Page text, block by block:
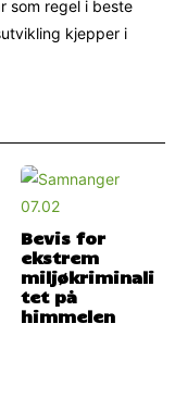
som regel i beste
kjepper i
Bevis for
ekstrem
miljøkriminali
tet på
himmelen